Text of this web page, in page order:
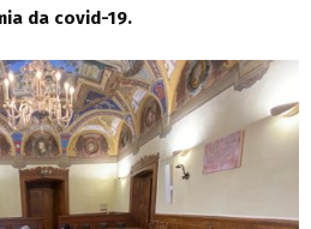
da covid-19.